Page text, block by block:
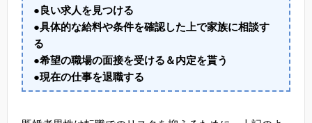
●良い求人を見つける
●具体的な給料や条件を確認した上で家族に相談す
る
●希望の職場の面接を受ける＆内定を貰う
●現在の仕事を退職する